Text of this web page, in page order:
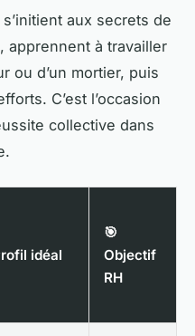
aux secrets de
apprennent à travailler
ou d’un mortier, puis
C’est l’occasion
collective dans
idéal
🎯
Objectif
RH